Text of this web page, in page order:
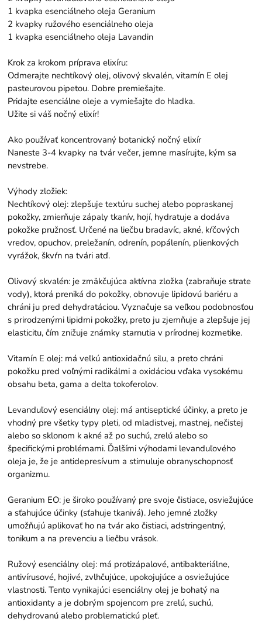
1 kvapka esenciálneho oleja Geranium
2 kvapky ružového esenciálneho oleja
1 kvapka esenciálneho oleja Lavandin
Krok za krokom príprava elixíru:
Odmerajte nechtíkový olej, olivový skvalén, vitamín E olej
pasteurovou pipetou. Dobre premiešajte.
Pridajte esenciálne oleje a vymiešajte do hladka.
Užite si váš nočný elixír!
Ako používať koncentrovaný botanický nočný elixír
Naneste 3-4 kvapky na tvár večer, jemne masírujte, kým sa
nevstrebe.
Výhody zložiek:
Nechtíkový olej: zlepšuje textúru suchej alebo popraskanej
pokožky, zmierňuje zápaly tkanív, hojí, hydratuje a dodáva
pokožke pružnosť. Určené na liečbu bradavíc, akné, kŕčových
vredov, opuchov, preležanín, odrenín, popálenín, plienkových
vyrážok, škvŕn na tvári atď.
Olivový skvalén: je zmäkčujúca aktívna zložka (zabraňuje strate
vody), ktorá preniká do pokožky, obnovuje lipidovú bariéru a
chráni ju pred dehydratáciou. Vyznačuje sa veľkou podobnosťou
s prirodzenými lipidmi pokožky, preto ju zjemňuje a zlepšuje jej
elasticitu, čím znižuje známky starnutia v prírodnej kozmetike.
Vitamín E olej: má veľkú antioxidačnú silu, a preto chráni
pokožku pred voľnými radikálmi a oxidáciou vďaka vysokému
obsahu beta, gama a delta tokoferolov.
Levanduľový esenciálny olej: má antiseptické účinky, a preto je
vhodný pre všetky typy pleti, od mladistvej, mastnej, nečistej
alebo so sklonom k ​​akné až po suchú, zrelú alebo so
špecifickými problémami. Ďalšími výhodami levanduľového
oleja je, že je antidepresívum a stimuluje obranyschopnosť
organizmu.
Geranium EO: je široko používaný pre svoje čistiace, osviežujúce
a sťahujúce účinky (sťahuje tkanivá). Jeho jemné zložky
umožňujú aplikovať ho na tvár ako čistiaci, adstringentný,
tonikum a na prevenciu a liečbu vrások.
Ružový esenciálny olej: má protizápalové, antibakteriálne,
antivírusové, hojivé, zvlhčujúce, upokojujúce a osviežujúce
vlastnosti. Tento vynikajúci esenciálny olej je bohatý na
antioxidanty a je dobrým spojencom pre zrelú, suchú,
dehydrovanú alebo problematickú pleť.